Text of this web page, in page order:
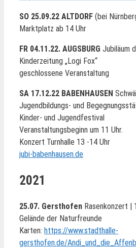
SO 25.09.22 ALTDORF (bei
Marktplatz ab 14 Uhr
FR 04.11.22. AUGSBURG Jubiläum
Kinderzeitung „Logi Fox“
geschlossene Veranstaltung
SA 17.12.22 BABENHAUSEN
Jugendbildungs- und
Kinder- und Jugendfestival
Veranstaltungsbeginn um 11 Uhr.
Konzert Turnhalle 13 -14 Uhr
jubi-babenhausen.de
2021
25.07. Gersthofen Rasenkonzert |
Gelände der Naturfreunde
Karten: https://www.stadthalle-
gersthofen.de/